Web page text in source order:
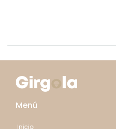
Menú
Inicio